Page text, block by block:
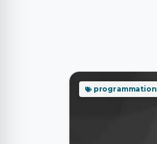
programmation